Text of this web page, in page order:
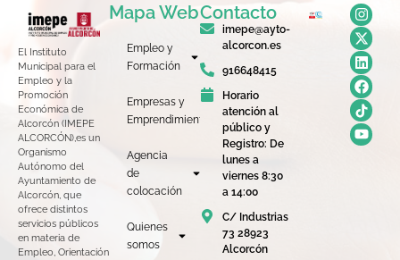
El Instituto
Municipal para el
Empleo y la
Promoción
Económica de
Alcorcón (IMEPE
ALCORCÓN),es un
Organismo
Autónomo del
Ayuntamiento de
Alcorcón, que
ofrece distintos
servicios públicos
en materia de
Empleo, Orientación
Mapa Web
Empleo y
Formación
Empresas y
Emprendimiento
Agencia
de
colocación
Quienes
somos
Contacto
imepe@ayto-
alcorcon.es
916648415
Horario
atención al
público y
Registro: De
lunes a
viernes 8:30
a 14:00
C/ Industrias
73 28923
Alcorcón